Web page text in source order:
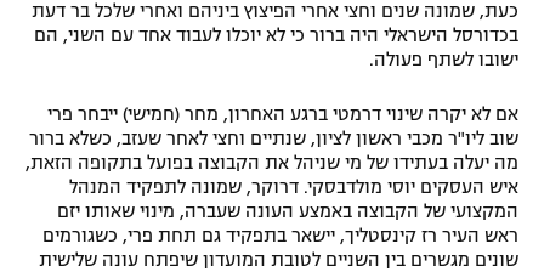
תקנון עבור פעילות ספורט 1 – "מרלן"
גיימינג E-Sports
תנאי שימוש
מדיניות פרטיות
תקנון פעילות ספורט 1
בייסבול MLB
אומנויות לחימה
גיימינג E-Sports
כעת, שמונה שנים וחצי אחרי הפיצוץ ביניהם ואחרי שלכל בר דעת
בכדורסל הישראלי היה ברור כי לא יוכלו לעבוד אחד עם השני, הם
ישובו לשתף פעולה.
אם לא יקרה שינוי דרמטי ברגע האחרון, מחר (חמישי) ייבחר פרי
שוב ליו"ר מכבי ראשון לציון, שנתיים וחצי לאחר שעזב, כשלא ברור
מה יעלה בעתידו של מי שניהל את הקבוצה בפועל בתקופה הזאת,
איש העסקים יוסי מולדבסקי. דרוקר, שמונה לתפקיד המנהל
המקצועי של הקבוצה באמצע העונה שעברה, מינוי שאותו יזם
ראש העיר רז קינסטליך, יישאר בתפקיד גם תחת פרי, כשגורמים
שונים מגשרים בין השניים לטובת המועדון שיפתח עונה שלישית